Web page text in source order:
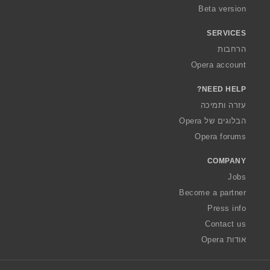
Beta version
SERVICES
הרחבות
Opera account
NEED HELP?
עזרה ותמיכה
הבלוגים של Opera
Opera forums
COMPANY
Jobs
Become a partner
Press info
Contact us
אודות Opera